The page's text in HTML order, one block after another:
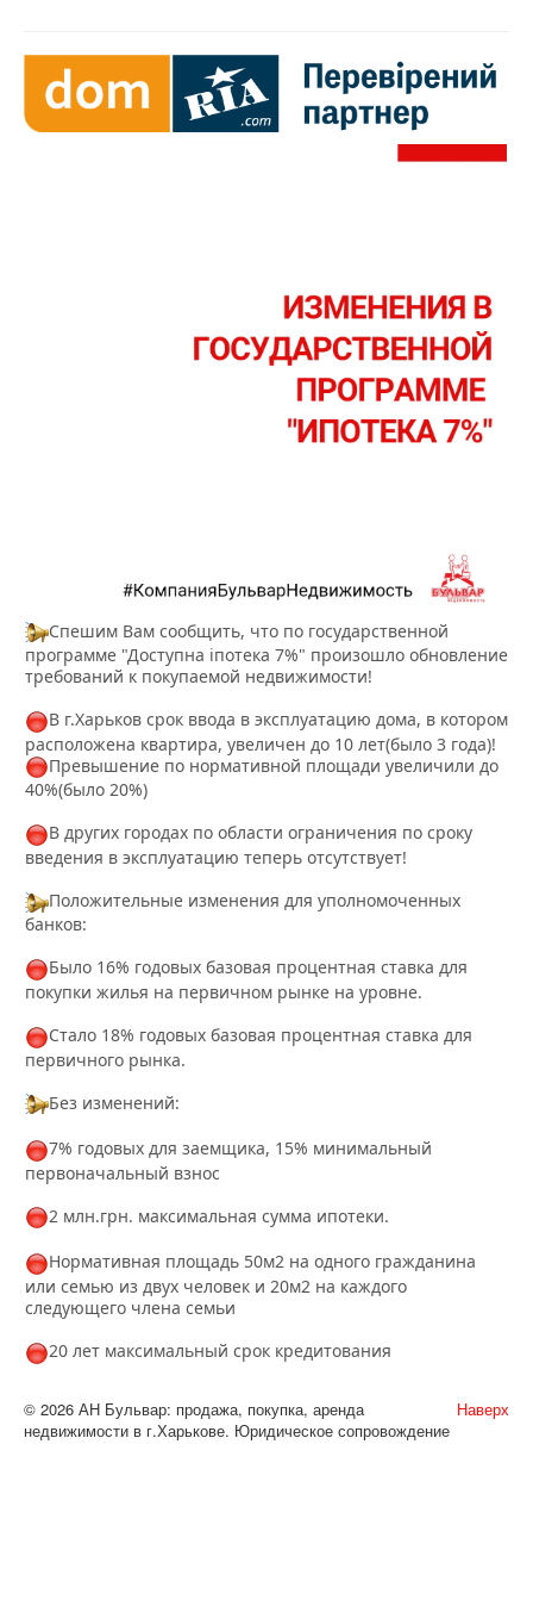
Спешим Вам сообщить, что по государственной
программе "Доступна іпотека 7%" произошло обновление
требований к покупаемой недвижимости!
В г.Харьков срок ввода в эксплуатацию дома, в котором
расположена квартира, увеличен до 10 лет(было 3 года)!
Превышение по нормативной площади увеличили до
40%(было 20%)
В других городах по области ограничения по сроку
введения в эксплуатацию теперь отсутствует!
Положительные изменения для уполномоченных
банков:
Было 16% годовых базовая процентная ставка для
покупки жилья на первичном рынке на уровне.
Стало 18% годовых базовая процентная ставка для
первичного рынка.
Без изменений:
7% годовых для заемщика, 15% минимальный
первоначальный взнос
2 млн.грн. максимальная сумма ипотеки.
Нормативная площадь 50м2 на одного гражданина
или семью из двух человек и 20м2 на каждого
следующего члена семьи
20 лет максимальный срок кредитования
Наверх
© 2026 АН Бульвар: продажа, покупка, аренда
недвижимости в г.Харькове. Юридическое сопровождение